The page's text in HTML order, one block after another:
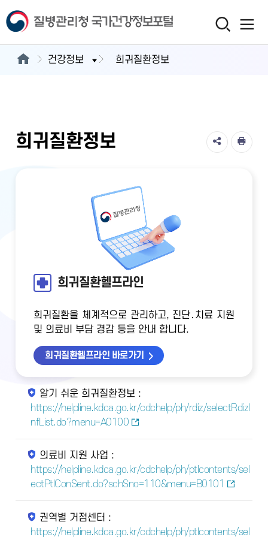
건강정보 희귀질환정보
희귀질환정보
희귀질환헬프라인
희귀질환을 체계적으로 관리하고, 진단․치료 지원
및 의료비 부담 경감 등을 안내 합니다.
희귀질환헬프라인 바로가기
알기 쉬운 희귀질환정보 :
https://helpline.kdca.go.kr/cdchelp/ph/rdiz/selectRdizI
nfList.do?menu=A0100
의료비 지원 사업 :
https://helpline.kdca.go.kr/cdchelp/ph/ptlcontents/sel
ectPtlConSent.do?schSno=110&menu=B0101
권역별 거점센터 :
https://helpline.kdca.go.kr/cdchelp/ph/ptlcontents/sel